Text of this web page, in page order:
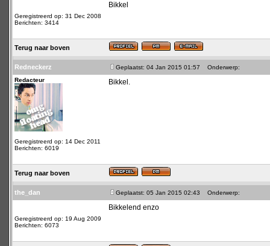
Geregistreerd op: 31 Dec 2008
Berichten: 3414
Bikkel
Terug naar boven
Redneckerz Geplaatst: 04 Jan 2015 01:57
Onderwerp:
Redacteur
Geregistreerd op: 14 Dec 2011
Berichten: 6019
Bikkel.
Terug naar boven
the_dan Geplaatst: 05 Jan 2015 02:43 Onderwerp:
Geregistreerd op: 19 Aug 2009
Berichten: 6073
Bikkelend enzo